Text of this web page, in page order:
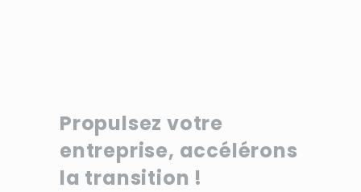
Propulsez votre
entreprise, accélérons
la transition !